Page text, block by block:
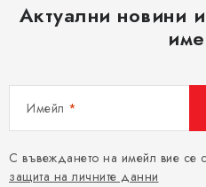
Актуални новини
Имейл
С въвеждането на имейл вие се
защита на личните данни